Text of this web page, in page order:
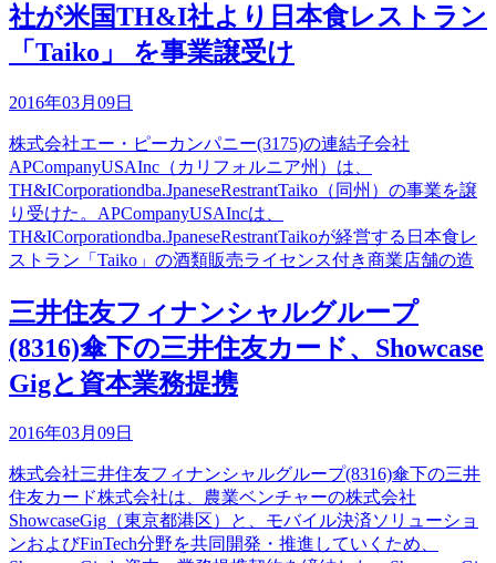
社が米国TH&I社より日本食レストラン
「Taiko」 を事業譲受け
2016年03月09日
株式会社エー・ピーカンパニー(3175)の連結子会社
APCompanyUSAInc（カリフォルニア州）は、
TH&ICorporationdba.JpaneseRestrantTaiko（同州）の事業を譲
り受けた。APCompanyUSAIncは、
TH&ICorporationdba.JpaneseRestrantTaikoが経営する日本食レ
ストラン「Taiko」の酒類販売ライセンス付き商業店舗の造
三井住友フィナンシャルグループ
(8316)傘下の三井住友カード、Showcase
Gigと資本業務提携
2016年03月09日
株式会社三井住友フィナンシャルグループ(8316)傘下の三井
住友カード株式会社は、農業ベンチャーの株式会社
ShowcaseGig（東京都港区）と、モバイル決済ソリューショ
ンおよびFinTech分野を共同開発・推進していくため、